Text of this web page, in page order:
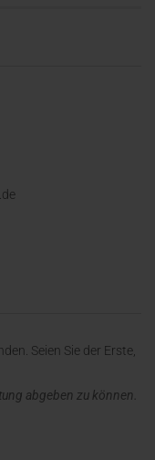
Seien Sie der Erste,
abgeben zu können.